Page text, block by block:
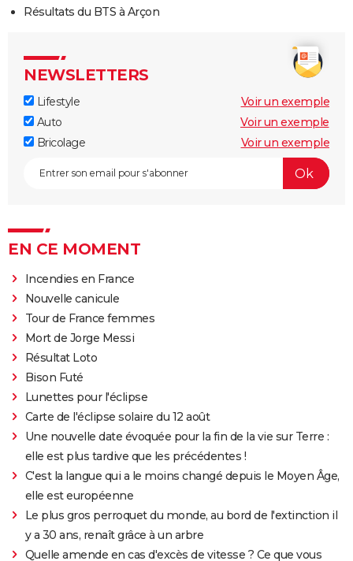
Résultats du BTS à Arçon
NEWSLETTERS
Lifestyle
Voir un exemple
Auto
Voir un exemple
Bricolage
Voir un exemple
EN CE MOMENT
Incendies en France
Nouvelle canicule
Tour de France femmes
Mort de Jorge Messi
Résultat Loto
Bison Futé
Lunettes pour l'éclipse
Carte de l'éclipse solaire du 12 août
Une nouvelle date évoquée pour la fin de la vie sur Terre :
elle est plus tardive que les précédentes !
C'est la langue qui a le moins changé depuis le Moyen Âge,
elle est européenne
Le plus gros perroquet du monde, au bord de l'extinction il
y a 30 ans, renaît grâce à un arbre
Quelle amende en cas d'excès de vitesse ? Ce que vous